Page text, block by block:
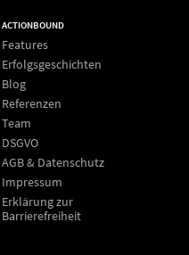
ACTIONBOUND
Features
Erfolgsgeschichten
Blog
Referenzen
Team
DSGVO
AGB & Datenschutz
Impressum
Erklärung zur
Barrierefreiheit